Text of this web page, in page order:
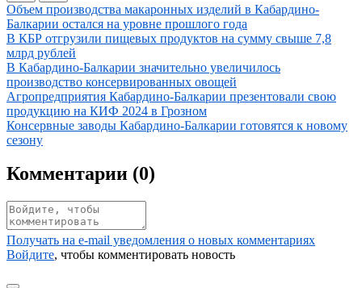
Иллюстрация новости
Объем производства макаронных изделий в Кабардино-
Балкарии остался на уровне прошлого года
Иллюстрация новости
В КБР отгрузили пищевых продуктов на сумму свыше 7,8
млрд рублей
Иллюстрация новости
В Кабардино-Балкарии значительно увеличилось
производство консервированных овощей
Иллюстрация новости
Агропредприятия Кабардино-Балкарии презентовали свою
продукцию на КИФ 2024 в Грозном
Иллюстрация новости
Консервные заводы Кабардино-Балкарии готовятся к новому
сезону
Комментарии (0)
Получать на e‑mail уведомления о новых комментариях
Войдите, чтобы комментировать новость